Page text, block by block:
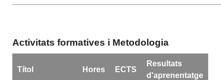
Activitats formatives i Metodologia
Títol Hores ECTS
Resultats
d'aprenentatge